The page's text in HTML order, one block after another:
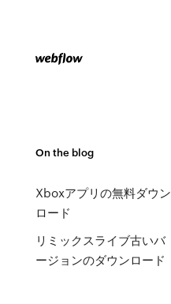
On the blog
Xboxアプリの無料ダウン
ロード
リミックスライブ古いバ
ージョンのダウンロード